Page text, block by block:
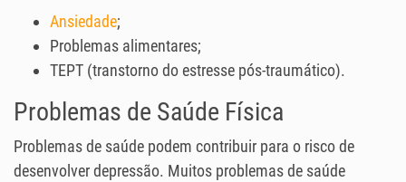
Ansiedade;
Problemas alimentares;
TEPT (transtorno do estresse pós-traumático).
Problemas de Saúde Física
Problemas de saúde podem contribuir para o risco de
desenvolver depressão. Muitos problemas de saúde